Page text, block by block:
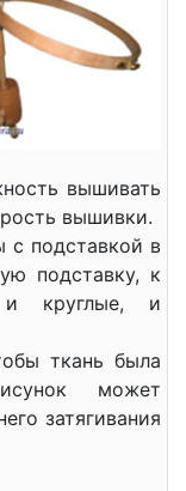
вышивать
вышивки.
с подставкой в
подставку, к
и круглые, и
ткань была
может
затягивания